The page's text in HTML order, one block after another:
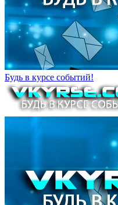
Будь в курсе событий!